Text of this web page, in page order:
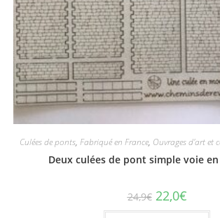
Culées de ponts, Fabriqué en France, Ouvrages d'art et
Deux culées de pont simple voie
24,9€ 22,0€